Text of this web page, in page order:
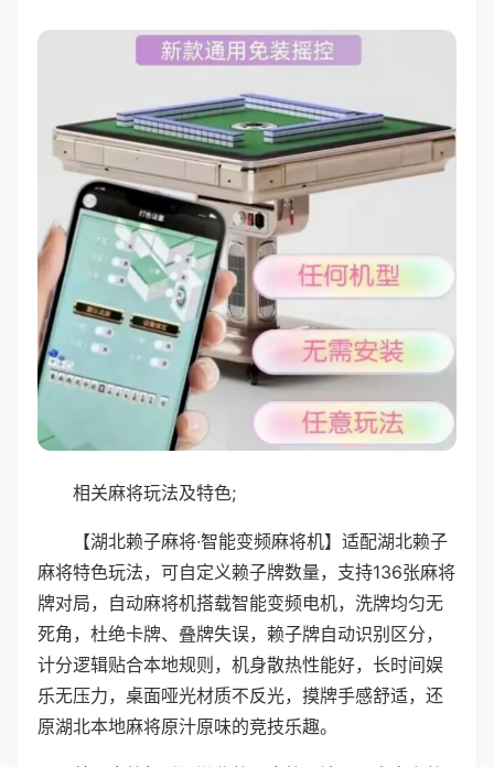
相关麻将玩法及特色;
【湖北赖子麻将·智能变频麻将机】适配湖北赖子
麻将特色玩法，可自定义赖子牌数量，支持136张麻将
牌对局，自动麻将机搭载智能变频电机，洗牌均匀无
死角，杜绝卡牌、叠牌失误，赖子牌自动识别区分，
计分逻辑贴合本地规则，机身散热性能好，长时间娱
乐无压力，桌面哑光材质不反光，摸牌手感舒适，还
原湖北本地麻将原汁原味的竞技乐趣。